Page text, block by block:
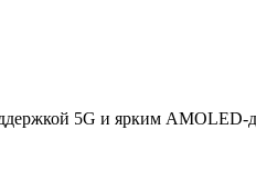
5G и ярким AMOLED-